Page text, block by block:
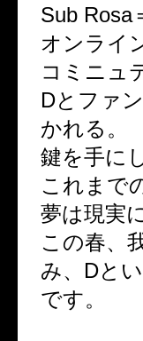
Sub Rosa
オンライ
コミニュ
Dとファ
かれる。
鍵を手に
これまで
夢は現実
この春、
み、Dと
です。